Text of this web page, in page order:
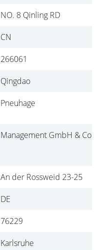
NO. 8 Qinling RD
CN
266061
Qingdao
Pneuhage
Management GmbH & Co.
An der Rossweid 23-25
DE
76229
Karlsruhe